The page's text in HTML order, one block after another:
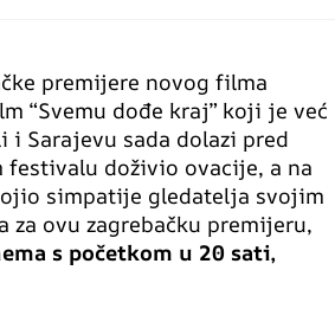
premijere novog filma
“Svemu dođe kraj” koji je već
Sarajevu sada dolazi pred
festivalu doživio ovacije, a na
simpatije gledatelja svojim
ovu zagrebačku premijeru,
s početkom u 20 sati,